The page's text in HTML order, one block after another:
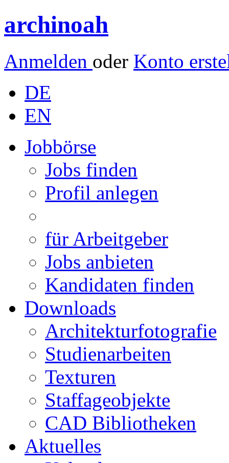
archinoah
Anmelden oder Konto
DE
EN
Jobbörse
Jobs finden
Profil anlegen
für Arbeitgeber
Jobs anbieten
Kandidaten finden
Downloads
Architekturfotografie
Studienarbeiten
Texturen
Staffageobjekte
CAD Bibliotheken
Aktuelles